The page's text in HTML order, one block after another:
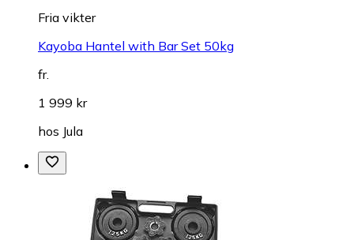
Fria vikter
Kayoba Hantel with Bar Set 50kg
fr.
1 999 kr
hos Jula